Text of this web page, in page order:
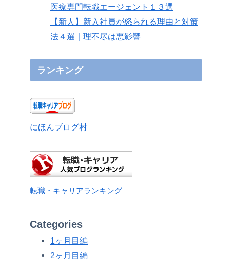
医療専門転職エージェント１３選
【新人】新入社員が怒られる理由と対策
法４選｜理不尽は悪影響
ランキング
にほんブログ村
転職・キャリアランキング
Categories
1ヶ月目編
2ヶ月目編